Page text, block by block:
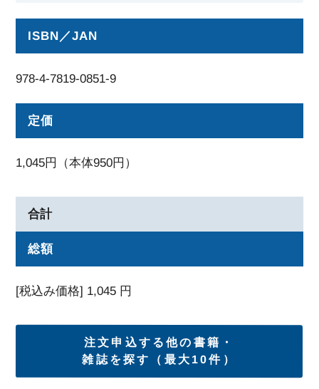
ISBN／JAN
978-4-7819-0851-9
定価
1,045円（本体950円）
合計
総額
[税込み価格] 1,045 円
注文申込する他の書籍・
雑誌を探す（最大10件）